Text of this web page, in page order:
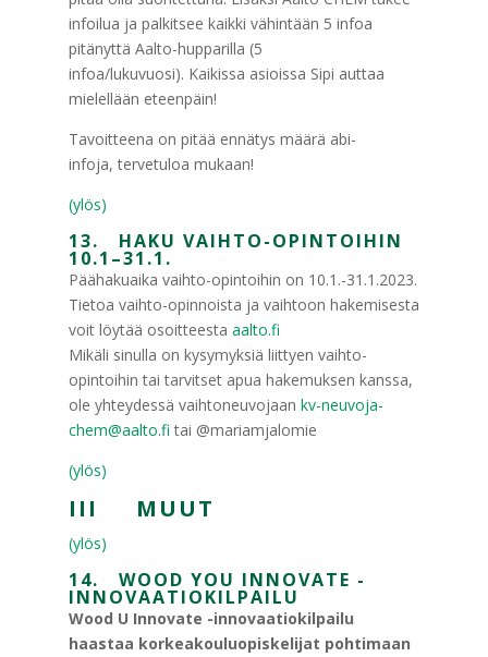
infoilua ja palkitsee kaikki vähintään 5 infoa
pitänyttä Aalto-hupparilla (5
infoa/lukuvuosi). Kaikissa asioissa Sipi auttaa
mielellään eteenpäin!
Tavoitteena on pitää ennätys määrä abi-
infoja, tervetuloa mukaan!
(ylös)
13. HAKU VAIHTO-OPINTOIHIN
10.1–31.1.
Päähakuaika vaihto-opintoihin on 10.1.-31.1.2023.
Tietoa vaihto-opinnoista ja vaihtoon hakemisesta
voit löytää osoitteesta aalto.fi
Mikäli sinulla on kysymyksiä liittyen vaihto-
opintoihin tai tarvitset apua hakemuksen kanssa,
ole yhteydessä vaihtoneuvojaan kv-neuvoja-
chem@aalto.fi tai @mariamjalomie
(ylös)
III MUUT
(ylös)
14. WOOD YOU INNOVATE -
INNOVAATIOKILPAILU
Wood U Innovate -innovaatiokilpailu
haastaa korkeakouluopiskelijat pohtimaan